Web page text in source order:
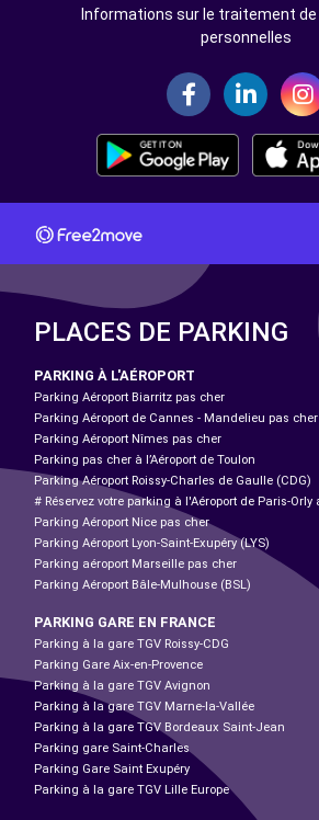
Informations sur le traitement de
personnelles
PLACES DE PARKING
PARKING À L'AÉROPORT
Parking Aéroport Biarritz pas cher
Parking Aéroport de Cannes - Mandelieu pas cher
Parking Aéroport Nîmes pas cher
Parking pas cher à l’Aéroport de Toulon
Parking Aéroport Roissy-Charles de Gaulle (CDG)
# Réservez votre parking à l'Aéroport de Paris-
Parking Aéroport Nice pas cher
Parking Aéroport Lyon-Saint-Exupéry (LYS)
Parking aéroport Marseille pas cher
Parking Aéroport Bâle-Mulhouse (BSL)
PARKING GARE EN FRANCE
Parking à la gare TGV Roissy-CDG
Parking Gare Aix-en-Provence
Parking à la gare TGV Avignon
Parking à la gare TGV Marne-la-Vallée
Parking à la gare TGV Bordeaux Saint-Jean
Parking gare Saint-Charles
Parking Gare Saint Exupéry
Parking à la gare TGV Lille Europe